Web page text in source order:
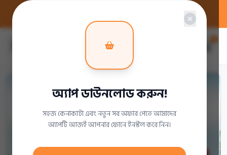
ঘরের নিত্য পন্য অ্যাপ ডাউনলোড করলেই 100 টাকা ডিসকাউন্ট!
অ্যাপ ডাউনলোড করুন!
সহজ কেনাকাটা এবং নতুন সব অফার পেতে আমাদের
অ্যাপটি আজই আপনার ফোনে ইনস্টল করে নিন।